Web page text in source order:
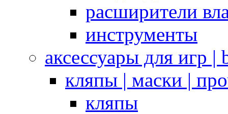
расширители
инструменты
аксессуары для игр |
кляпы | маски |
кляпы